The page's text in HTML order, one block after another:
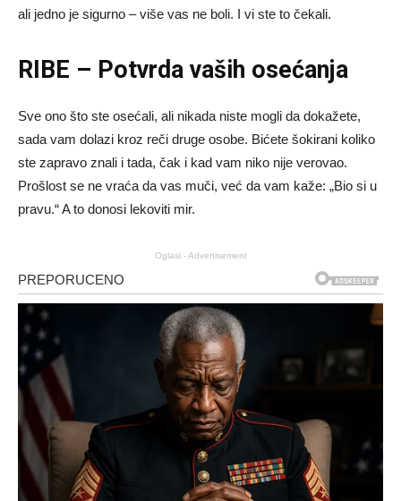
ali jedno je sigurno – više vas ne boli. I vi ste to čekali.
RIBE – Potvrda vaših osećanja
Sve ono što ste osećali, ali nikada niste mogli da dokažete,
sada vam dolazi kroz reči druge osobe. Bićete šokirani koliko
ste zapravo znali i tada, čak i kad vam niko nije verovao.
Prošlost se ne vraća da vas muči, već da vam kaže: „Bio si u
pravu.“ A to donosi lekoviti mir.
Oglasi - Advertisement